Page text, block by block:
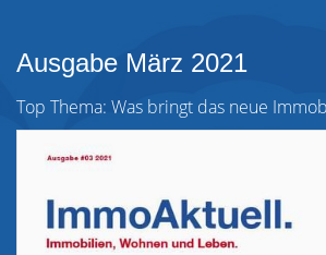
Ausgabe März 2021
Top Thema: Was bringt das neue